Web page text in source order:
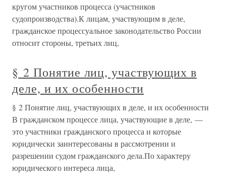
кругом участников процесса (участников
судопроизводства).К лицам, участвующим в деле,
гражданское процессуальное законодательство России
относит стороны, третьих лиц,
§ 2 Понятие лиц, участвующих в
деле, и их особенности
§ 2 Понятие лиц, участвующих в деле, и их особенности
В гражданском процессе лица, участвующие в деле, —
это участники гражданского процесса и которые
юридически заинтересованы в рассмотрении и
разрешении судом гражданского дела.По характеру
юридического интереса лица,